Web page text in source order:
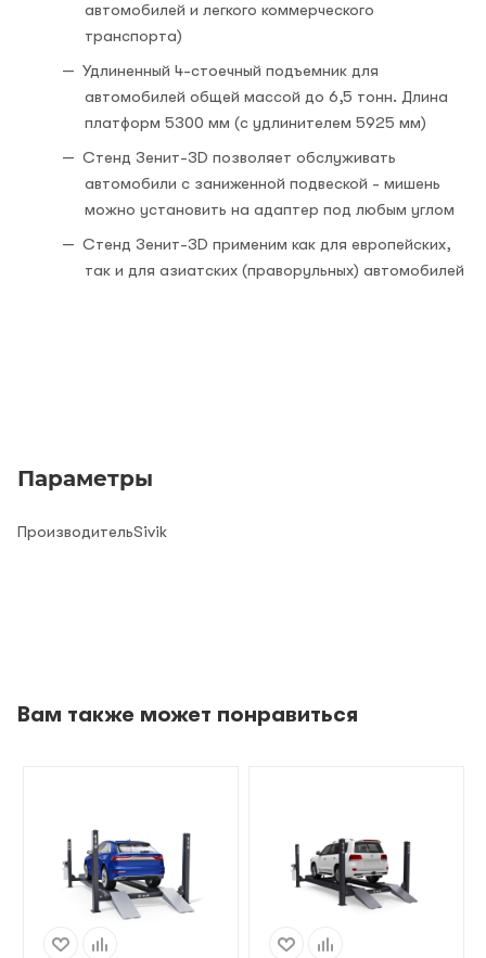
автомобилей и легкого коммерческого
транспорта)
Удлиненный 4-стоечный подъемник для
автомобилей общей массой до 6,5 тонн. Длина
платформ 5300 мм (с удлинителем 5925 мм)
Стенд Зенит-3D позволяет обслуживать
автомобили с заниженной подвеской - мишень
можно установить на адаптер под любым углом
Стенд Зенит-3D применим как для европейских,
так и для азиатских (праворульных) автомобилей
Параметры
ПроизводительSivik
Вам также может понравиться